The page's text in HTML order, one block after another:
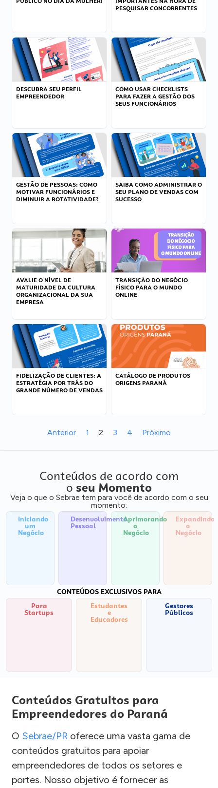
PESQUISAR CONCORRENTES
DESCUBRA SEU PERFIL
EMPREENDEDOR
COMO USAR CHECKLISTS
PARA FAZER A GESTÃO DOS
SEUS FUNCIONÁRIOS
GESTÃO DE PESSOAS: COMO
MOTIVAR FUNCIONÁRIOS E
DIMINUIR A ROTATIVIDADE?
SAIBA COMO ADMINISTRAR O
SEU PLANO DE VENDAS COM
SUCESSO
AVALIE O NÍVEL DE
MATURIDADE DA CULTURA
ORGANIZACIONAL DA SUA
EMPRESA
TRANSIÇÃO DO NEGÓCIO
FÍSICO PARA O MUNDO
ONLINE
FIDELIZAÇÃO DE CLIENTES: A
ESTRATÉGIA POR TRÁS DO
GRANDE NÚMERO DE VENDAS
CATÁLOGO DE PRODUTOS
ORIGENS PARANÁ
Anterior 1 2 3 4 Próximo
Conteúdos de acordo com
o seu Momento
Veja o que o Sebrae tem para você de acordo com o seu
momento:
Iniciando
um
Negócio
Desenvolvimento
Pessoal
Aprimorando
o
Negócio
Expandindo
o
Negócio
CONTEÚDOS EXCLUSIVOS PARA
Para
Startups
Estudantes
e
Educadores
Gestores
Públicos
Conteúdos Gratuitos para
Empreendedores do Paraná
O Sebrae/PR oferece uma vasta gama de
conteúdos gratuitos para apoiar
empreendedores de todos os setores e
portes. Nosso objetivo é fornecer as